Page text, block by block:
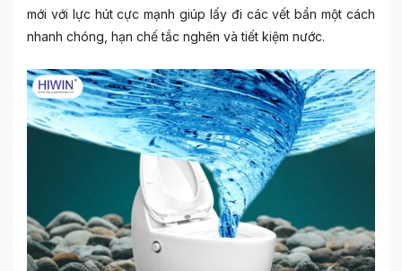
mới với lực hút cực mạnh giúp lấy đi các vết bẩn một cách
nhanh chóng, hạn chế tắc nghẽn và tiết kiệm nước.